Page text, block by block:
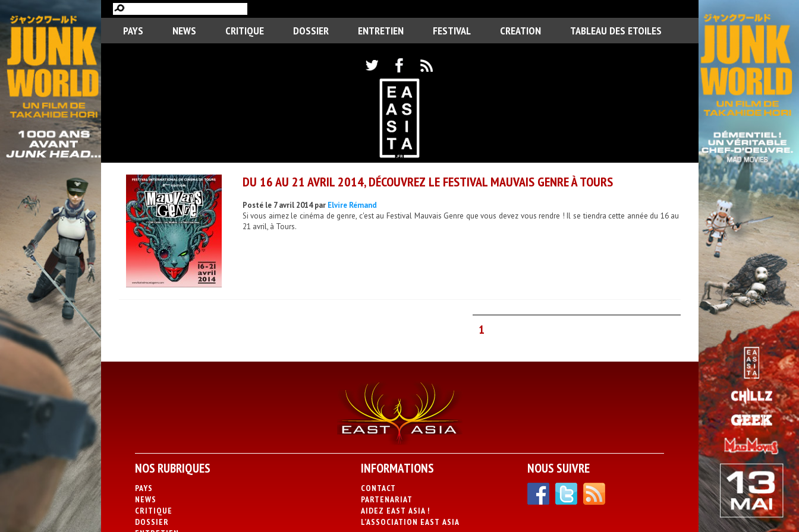
PAYS NEWS CRITIQUE DOSSIER ENTRETIEN FESTIVAL CREATION TABLEAU DES ETOILES
DU 16 AU 21 AVRIL 2014, DÉCOUVREZ LE FESTIVAL MAUVAIS GENRE À TOURS
Posté le 7 avril 2014 par Elvire Rémand
Si vous aimez le cinéma de genre, c'est au Festival Mauvais Genre que vous devez vous rendre ! Il se tiendra cette année du 16 au
21 avril, à Tours.
1
NOS RUBRIQUES
PAYS
NEWS
CRITIQUE
DOSSIER
INFORMATIONS
CONTACT
PARTENARIAT
AIDEZ EAST ASIA !
L’ASSOCIATION EAST ASIA
NOUS SUIVRE